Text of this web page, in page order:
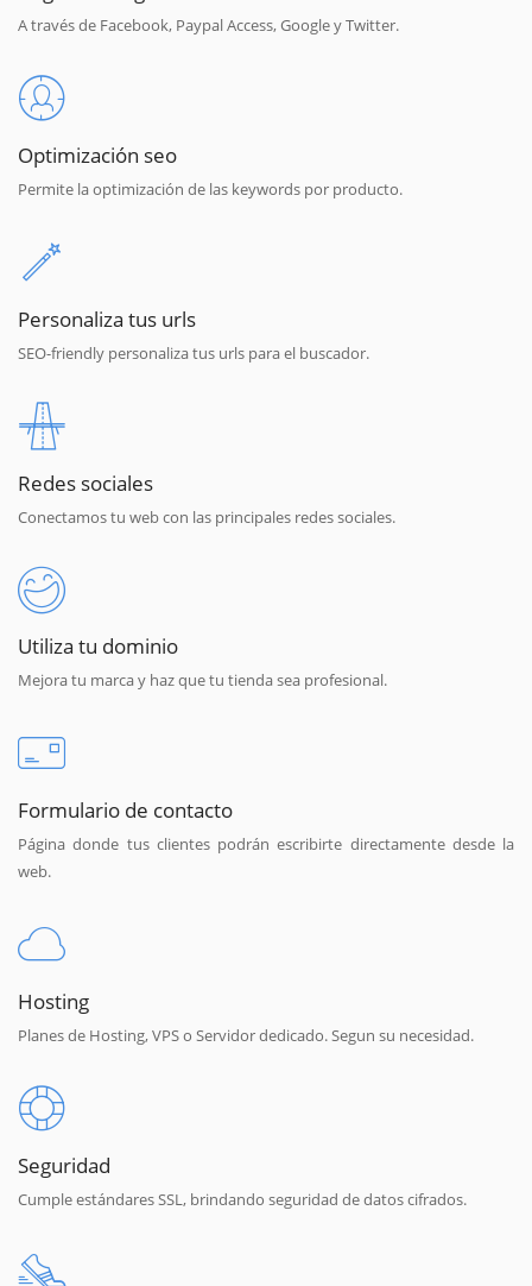
A través de Facebook, Paypal Access, Google y Twitter.
Optimización seo
Permite la optimización de las keywords por producto.
Personaliza tus urls
SEO-friendly personaliza tus urls para el buscador.
Redes sociales
Conectamos tu web con las principales redes sociales.
Utiliza tu dominio
Mejora tu marca y haz que tu tienda sea profesional.
Formulario de contacto
Página donde tus clientes podrán escribirte directamente desde la
web.
Hosting
Planes de Hosting, VPS o Servidor dedicado. Segun su necesidad.
Seguridad
Cumple estándares SSL, brindando seguridad de datos cifrados.